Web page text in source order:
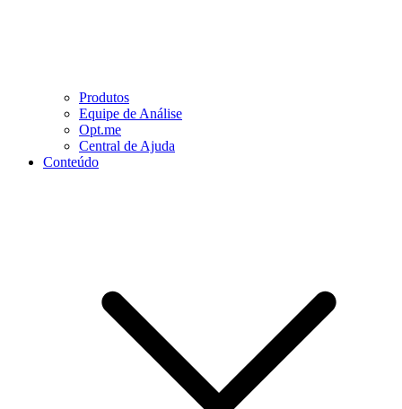
Produtos
Equipe de Análise
Opt.me
Central de Ajuda
Conteúdo